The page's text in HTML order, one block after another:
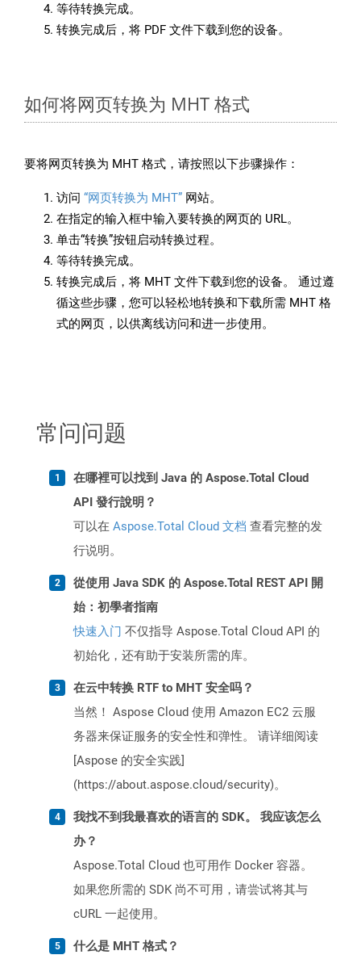
等待转换完成。
转换完成后，将 PDF 文件下载到您的设备。
如何将网页转换为 MHT 格式
要将网页转换为 MHT 格式，请按照以下步骤操作：
访问 “网页转换为 MHT” 网站。
在指定的输入框中输入要转换的网页的 URL。
单击“转换”按钮启动转换过程。
等待转换完成。
转换完成后，将 MHT 文件下载到您的设备。 通过遵
循这些步骤，您可以轻松地转换和下载所需 MHT 格
式的网页，以供离线访问和进一步使用。
常问问题
在哪裡可以找到 Java 的 Aspose.Total Cloud
API 發行說明？
可以在 Aspose.Total Cloud 文档 查看完整的发
行说明。
從使用 Java SDK 的 Aspose.Total REST API 開
始：初學者指南
快速入门 不仅指导 Aspose.Total Cloud API 的
初始化，还有助于安装所需的库。
在云中转换 RTF to MHT 安全吗？
当然！ Aspose Cloud 使用 Amazon EC2 云服
务器来保证服务的安全性和弹性。 请详细阅读
[Aspose 的安全实践]
(https://about.aspose.cloud/security)。
我找不到我最喜欢的语言的 SDK。 我应该怎么
办？
Aspose.Total Cloud 也可用作 Docker 容器。
如果您所需的 SDK 尚不可用，请尝试将其与
cURL 一起使用。
什么是 MHT 格式？